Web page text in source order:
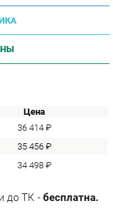
35 456 ₽
34 498 ₽
до ТК -бесплатна.